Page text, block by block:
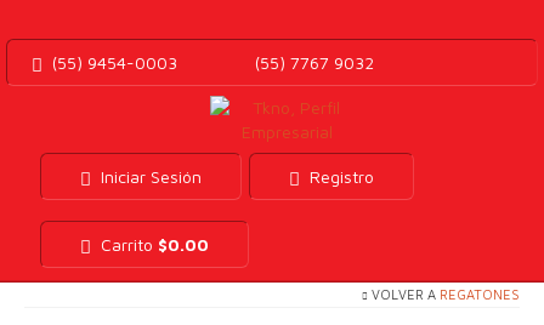
(55) 9454-0003 (55) 7767 9032
Iniciar Sesión Registro
Carrito $0.00
VOLVER A REGATONES